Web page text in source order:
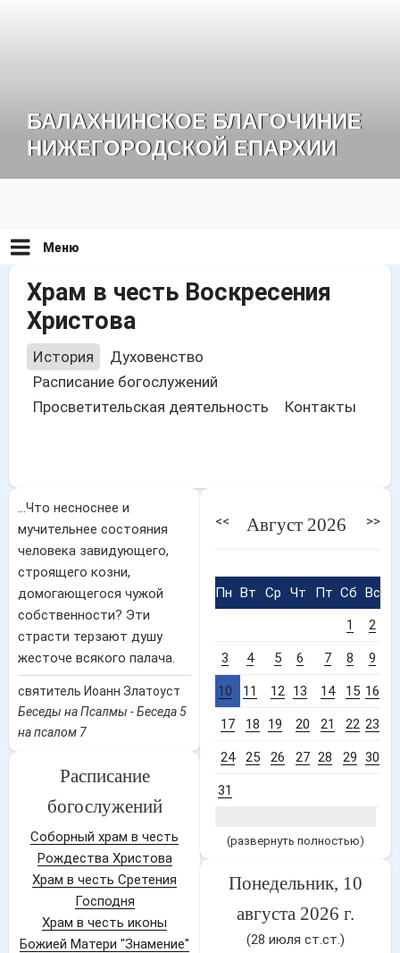
БАЛАХНИНСКОЕ БЛАГОЧИНИЕ
НИЖЕГОРОДСКОЙ ЕПАРХИИ
Меню
Храм в честь Воскресения
Христова
История
Духовенство
Расписание богослужений
Просветительская деятельность
Контакты
...Что несноснее и
мучительнее состояния
человека завидующего,
строящего козни,
домогающегося чужой
собственности? Эти
страсти терзают душу
жесточе всякого палача.
святитель Иоанн Златоуст
Беседы на Псалмы - Беседа 5
на псалом 7
Расписание
богослужений
Соборный храм в честь
Рождества Христова
Храм в честь Сретения
Господня
Храм в честь иконы
Божией Матери "Знамение"
<< Август 2026 >>
Пн Вт Ср Чт Пт Сб Вс
1
2
3 4 5 6 7 8 9
10 11 12 13 14 15 16
17 18 19 20 21 22 23
24 25 26 27 28 29 30
31
(развернуть полностью)
Понедельник, 10
августа 2026 г.
(28 июля ст.ст.)